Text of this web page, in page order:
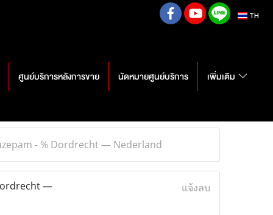
TH
ศูนย์บริการหลังการขาย นัดหมายศูนย์บริการ เพิ่มเติม
- % Dordrecht — Nederland
—
แจ้งลบ